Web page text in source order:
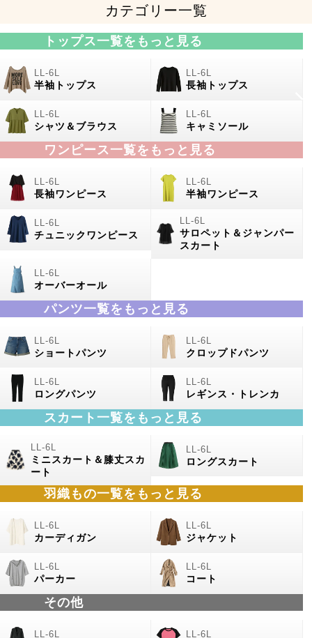
カテゴリー一覧
トップス一覧をもっと見る
半袖トップス 長袖トップス
シャツ＆ブラウス キャミソール
ワンピース一覧をもっと見る
長袖ワンピース 半袖ワンピース
チュニックワンピース
サロペット＆ジャンパー
スカート
オーバーオール
パンツ一覧をもっと見る
ショートパンツ クロップドパンツ
ロングパンツ レギンス・トレンカ
スカート一覧をもっと見る
ミニスカート＆膝丈スカ
ート
ロングスカート
羽織もの一覧をもっと見る
カーディガン ジャケット
パーカー コート
その他